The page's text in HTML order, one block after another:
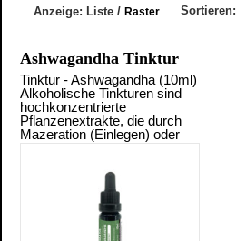
Anzeige: Liste / Raster Sortieren:
Ashwagandha Tinktur
Tinktur - Ashwagandha (10ml)
Alkoholische Tinkturen sind
hochkonzentrierte
Pflanzenextrakte, die durch
Mazeration (Einlegen) oder